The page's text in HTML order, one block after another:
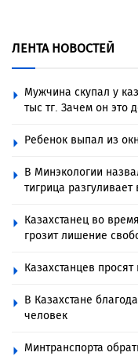
ЛЕНТА НОВОСТЕЙ
Мужчина скупал у
тыс тг. Зачем он это
Ребенок выпал из
В Минэкологии
тигрица
Казахстанец во
грозит лишение
Казахстанцев
В Казахстане
человек
Минтранспорта